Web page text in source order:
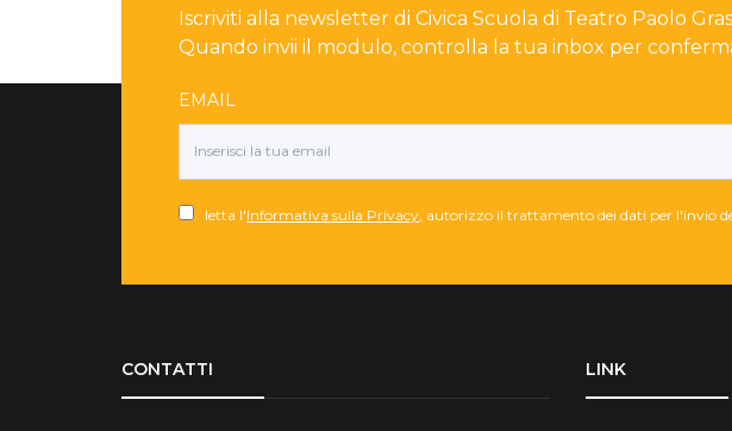
Iscriviti alla newsletter di Civica Scuola di Teatro Paolo
Quando invii il modulo, controlla la tua inbox per
EMAIL
letta l'Informativa sulla Privacy , autorizzo il trattamento dei dati per l'invio
CONTATTI
LINK